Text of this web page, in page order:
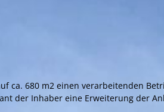
ca. 680 m2 einen verarbeitenden
der Inhaber eine Erweiterung der